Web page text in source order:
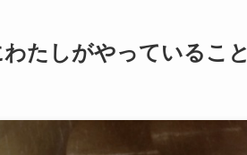
たしがやっていること